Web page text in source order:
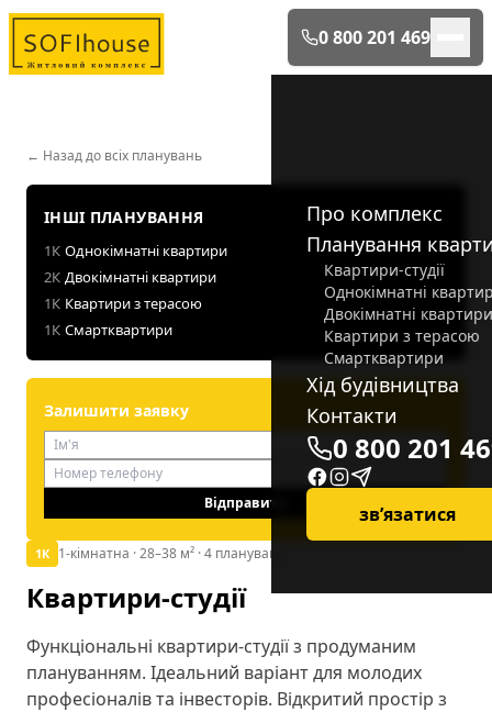
0 800 201 469
Про комплекс
Планування
Квартири-студії
Однокімнатні
Двокімнатні квартири
Квартири з терасою
Смартквартири
Хід будівництва
Контакти
0 800 201
зв’язатися
← Назад до всіх планувань
1К 1-кімнатна · 28–38 м² · 4 планувань
Квартири-студії
Функціональні квартири-студії з продуманим
плануванням. Ідеальний варіант для молодих
професіоналів та інвесторів. Відкритий простір з
ІНШІ ПЛАНУВАННЯ
1К Однокімнатні квартири
2К Двокімнатні квартири
1К Квартири з терасою
1К Смартквартири
Залишити заявку
Відправити